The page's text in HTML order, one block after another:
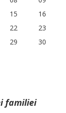
15
16
22
23
29
30
familiei